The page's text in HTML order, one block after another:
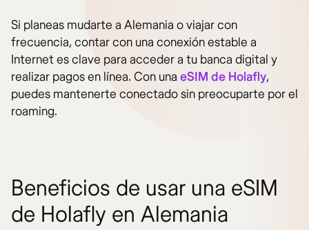
Si planeas mudarte a Alemania o viajar con
frecuencia, contar con una conexión estable a
Internet es clave para acceder a tu banca digital y
realizar pagos en línea. Con una eSIM de Holafly,
puedes mantenerte conectado sin preocuparte por el
roaming.
Beneficios de usar una eSIM
de Holafly en Alemania